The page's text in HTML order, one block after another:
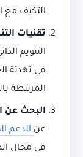
التكيف مع
تقنيات
التنويم
في تهدئة
المرتبطة
البحث عن
عنالدعم
في مجال